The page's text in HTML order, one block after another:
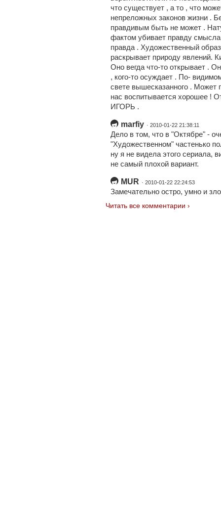
что существует , а то , что
непреложных законов жизни .
правдивым быть не может .
фактом убивает правду
правда . Художественный
раскрывает природу явлений.
Оно вегда что-то открывает .
, кого-то осуждает . По-
свете вышесказанного . Может
нас воспитывается хорошее !
ИГОРЬ .
marfiy · 2010-01-22 21:38:11
Дело в том, что в "Октябре" -
"Художественном" частенько
ну я не видела этого сериала,
не самый плохой вариант.
MUR · 2010-01-22 22:24:53
Замечательно остро, умно и
Читать все комментарии ›